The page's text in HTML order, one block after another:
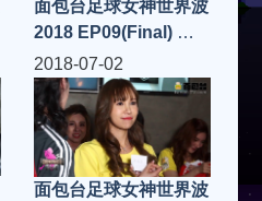
面包台足球女神世界波
2018 EP09(Final) 世
界波玩人浪 你唔死就
返到屋企！ FIFA19
2018-07-02
面包台足球女神世界波